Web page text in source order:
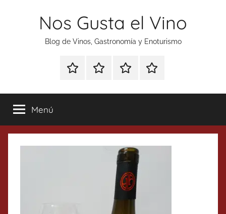
Nos Gusta el Vino
Blog de Vinos, Gastronomía y Enoturismo
Especial
Tonics
Enoturismo
Gastronomía
RankingContacto
Menú